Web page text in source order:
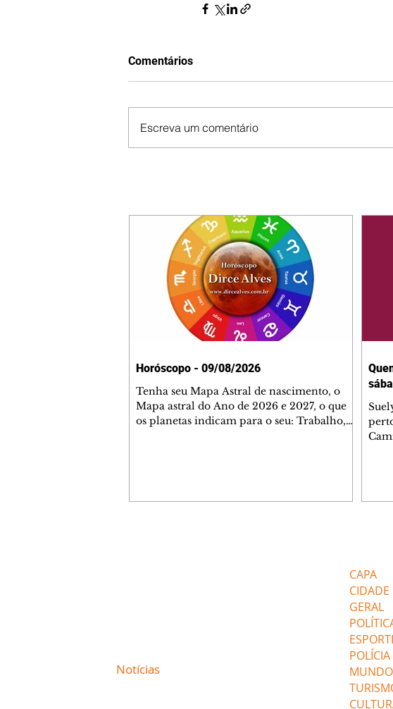
Comentários
Escreva um comentário
Horóscopo - 09/08/2026
Tenha seu Mapa Astral de nascimento, o
Mapa astral do Ano de 2026 e 2027, o que
os planetas indicam para o seu: Trabalho,
que
Nanc
Notícias
CAPA
CIDADE
GERAL
POLÍCIA
MUNDO